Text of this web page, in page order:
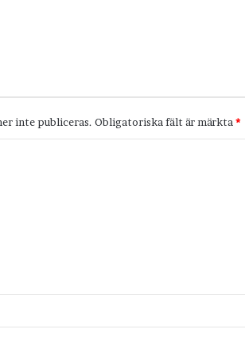
inte publiceras. Obligatoriska fält är märkta *